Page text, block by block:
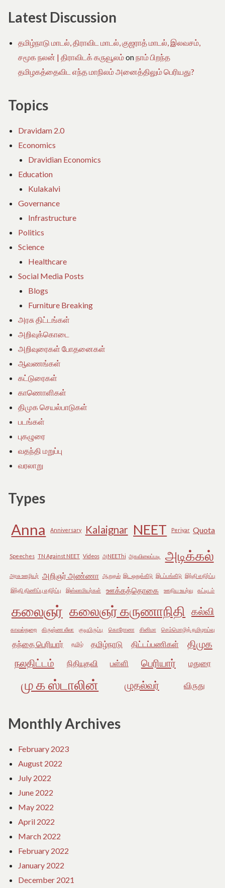
Latest Discussion
தமிழ்நாடு மாடல், திராவிட மாடல், குஜராத் மாடல், இலவசம்,
சமூக நலன் | திராவிடக் கருவூலம்onநாம் பிறந்த
தமிழகத்தைவிட எந்த மாநிலம் அனைத்திலும் பெரியது?
Topics
Dravidam 2.0
Economics
Dravidian Economics
Education
Kulakalvi
Governance
Infrastructure
Politics
Science
Healthcare
Social Media Posts
Blogs
Furniture Breaking
அரசு திட்டங்கள்
அறிவுக்கொடை
அறிவுரைகள் போதனைகள்
ஆவணங்கள்
கட்டுரைகள்
காணொளிகள்
திமுக செயல்பாடுகள்
படங்கள்
புகழுரை
வதந்தி மறுப்பு
வரலாறு
Types
Anna Anniversary Kalaignar NEET Periyar Quota
Speeches TN Against NEET Videos அNEEThi அகவிலைப்படி அடிக்கல்
அரசு ஊழியர் அறிஞர் அண்ணா ஆறுதல் இட ஒதுக்கீடு இடப்பங்கீடு இந்தி எதிர்ப்பு
இந்தி திணிப்பு எதிர்ப்பு இஸ்லாமியர்கள் ஊக்கத்தொகை ஊதிய உயர்வு கட்டிடம்
கலைஞர் கலைஞர் கருணாநிதி கல்வி
காவல்துறை கிருஷ்ண லீலா குடியிருப்பு கொரோனா சினிமா செம்மொழித் தமிழாய்வு
தந்தை பெரியார் தமிழ் தமிழ்நாடு திட்டப்பணிகள்
திமுக
நலதிட்டம்
நிதியுதவி பள்ளி பெரியார் மதுரை
மு க ஸ்டாலின் முதல்வர் விருது
Monthly Archives
February 2023
August 2022
July 2022
June 2022
May 2022
April 2022
March 2022
February 2022
January 2022
December 2021